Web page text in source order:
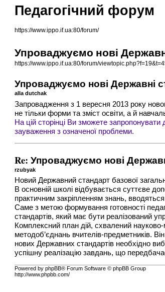
Педагогічний форум
https://www.ippo.if.ua:80/forum/
Упроваджуємо нові
https://www.ippo.if.ua:80/forum/
Упроваджуємо нові Державні
alla dutchak
Запровадження з 1 вересня 2013 року
не тільки форми та зміст освіти, а й
На цій сторінці Ви зможете
зауваження з означеної проблеми.
Re: Упроваджуємо нові
rzubyak
Новий Державний стандарт базової
В основній школі відбувається суттєве
практичним закріпленням знань,
Саме з метою формування готовності
стандартів, який має бути реалізований
Комплексний план дій, схвалений
методоб’єднань вчителів-предметників.
нових Державних стандартів необхідно
успішну реалізацію завдань, що
Powered by phpBB® Forum Software © phpBB Group
http://www.phpbb.com/